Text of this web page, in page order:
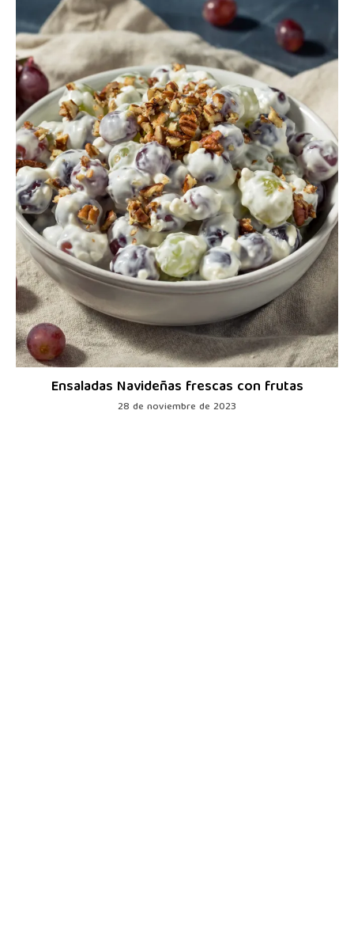
Ensaladas Navideñas frescas con frutas
28 de noviembre de 2023